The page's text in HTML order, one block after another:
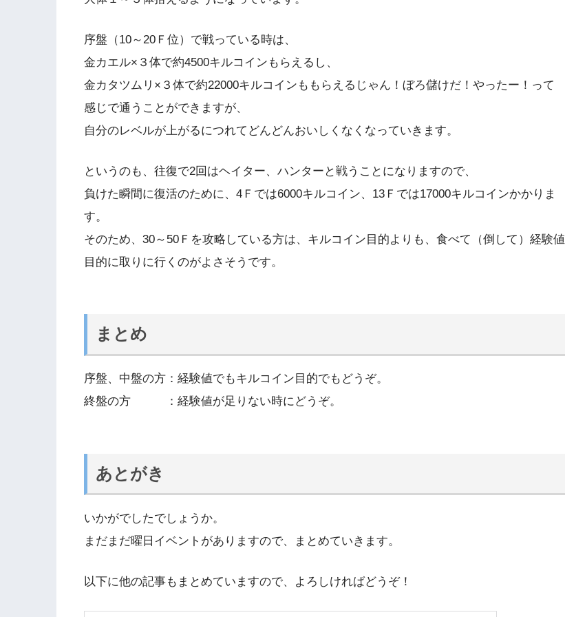
序盤（10～20Ｆ位）で戦っている時は、
金カエル×３体で約4500キルコインもらえるし、
金カタツムリ×３体で約22000キルコインももらえるじゃん！ぼろ儲けだ！やったー！って
感じで通うことができますが、
自分のレベルが上がるにつれてどんどんおいしくなくなっていきます。
というのも、往復で2回はヘイター、ハンターと戦うことになりますので、
負けた瞬間に復活のために、4Ｆでは6000キルコイン、13Ｆでは17000キルコインかかりま
す。
そのため、30～50Ｆを攻略している方は、キルコイン目的よりも、食べて（倒して）経験値
目的に取りに行くのがよさそうです。
まとめ
序盤、中盤の方：経験値でもキルコイン目的でもどうぞ。
終盤の方 ：経験値が足りない時にどうぞ。
あとがき
いかがでしたでしょうか。
まだまだ曜日イベントがありますので、まとめていきます。
以下に他の記事もまとめていますので、よろしければどうぞ！